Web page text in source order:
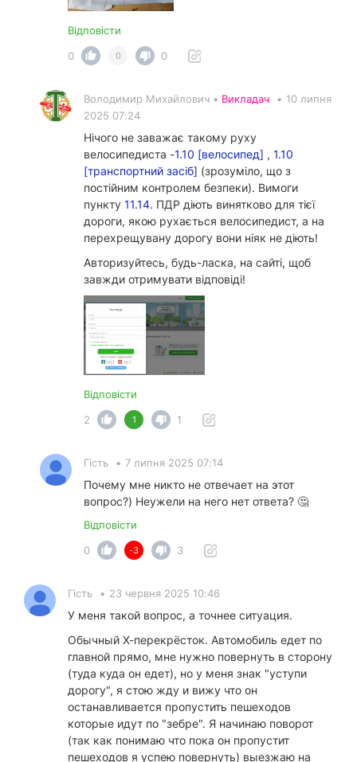
Відповісти
0
0 0
Володимир Михайлович • Викладач • 10 липня
2025 07:24
Нічого не заважає такому руху
велосипедиста -1.10 [велосипед] , 1.10
[транспортний засіб] (зрозуміло, що з
постійним контролем безпеки). Вимоги
пункту 11.14. ПДР діють винятково для тієї
дороги, якою рухається велосипедист, а на
перехрещувану дорогу вони ніяк не діють!
Авторизуйтесь, будь-ласка, на сайті, щоб
завжди отримувати відповіді!
Відповісти
2
1 1
Гість • 7 липня 2025 07:14
Почему мне никто не отвечает на этот
вопрос?) Неужели на него нет ответа? 🤔
Відповісти
0
-3 3
Гість • 23 червня 2025 10:46
У меня такой вопрос, а точнее ситуация.
Обычный Х-перекрёсток. Автомобиль едет по
главной прямо, мне нужно повернуть в сторону
(туда куда он едет), но у меня знак "уступи
дорогу", я стою жду и вижу что он
останавливается пропустить пешеходов
которые идут по "зебре". Я начинаю поворот
(так как понимаю что пока он пропустит
пешеходов я успею повернуть) выезжаю на